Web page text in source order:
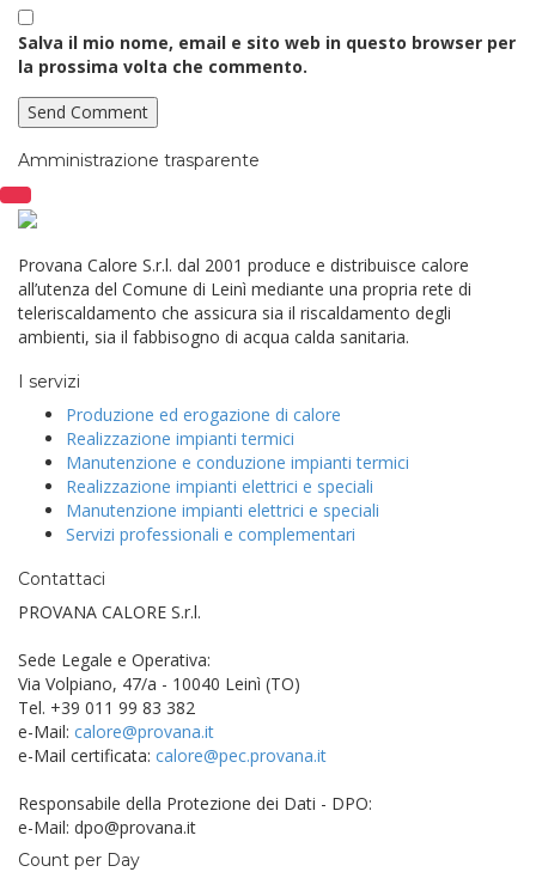
Salva il mio nome, email e sito web in questo browser per
la prossima volta che commento.
Amministrazione trasparente
Provana Calore S.r.l. dal 2001 produce e distribuisce calore
all’utenza del Comune di Leinì mediante una propria rete di
teleriscaldamento che assicura sia il riscaldamento degli
ambienti, sia il fabbisogno di acqua calda sanitaria.
I servizi
Produzione ed erogazione di calore
Realizzazione impianti termici
Manutenzione e conduzione impianti termici
Realizzazione impianti elettrici e speciali
Manutenzione impianti elettrici e speciali
Servizi professionali e complementari
Contattaci
PROVANA CALORE S.r.l.
Sede Legale e Operativa:
Via Volpiano, 47/a - 10040 Leinì (TO)
Tel. +39 011 99 83 382
e-Mail: calore@provana.it
e-Mail certificata: calore@pec.provana.it
Responsabile della Protezione dei Dati - DPO:
e-Mail: dpo@provana.it
Count per Day